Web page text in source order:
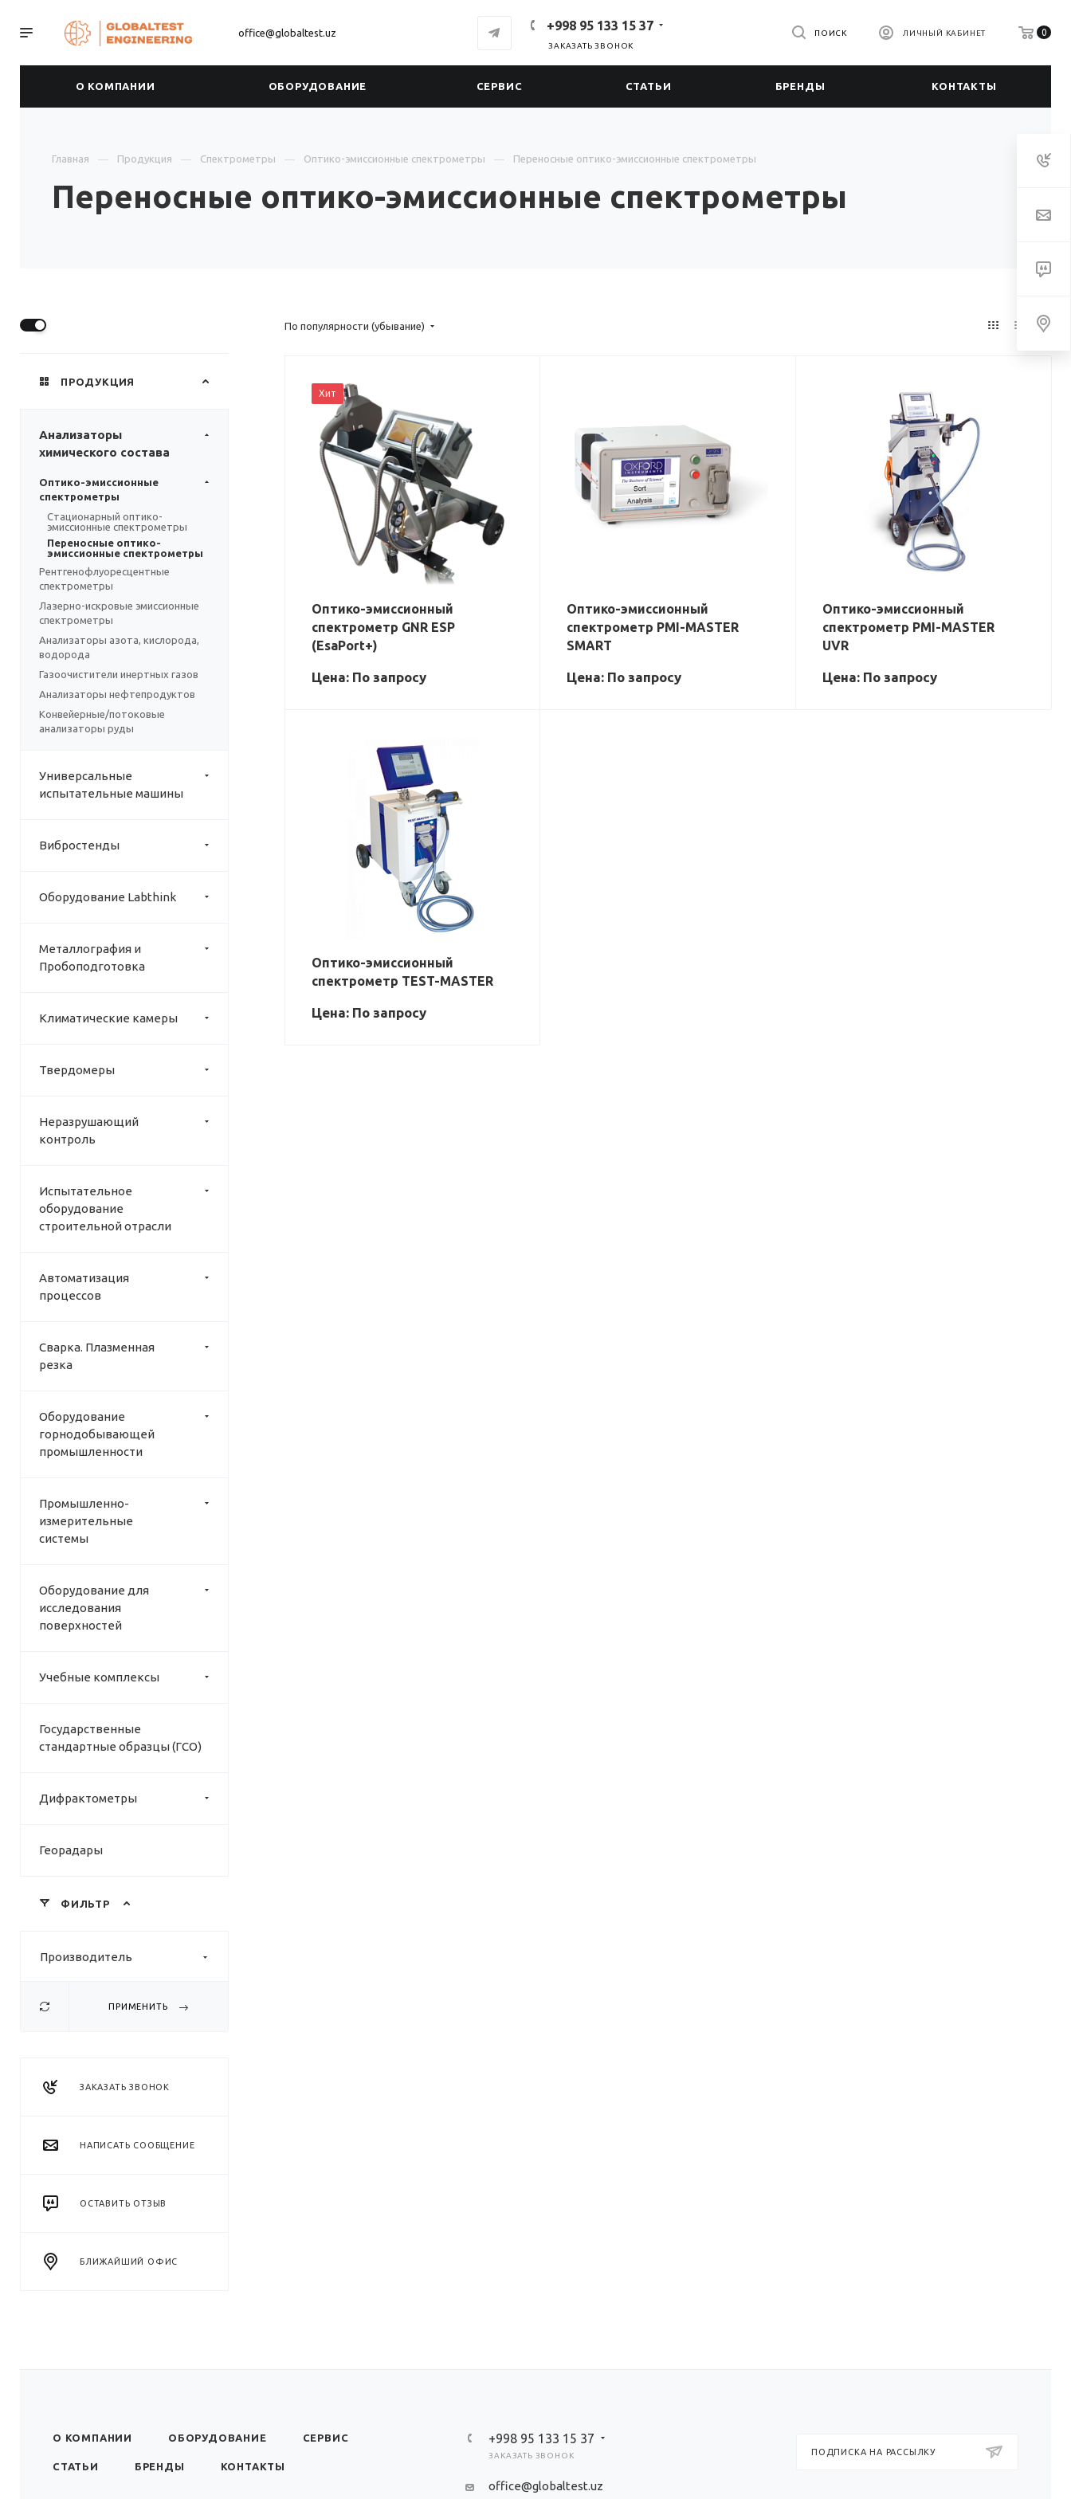
office@globaltest.uz +998 95 133 15 37
ЗАКАЗАТЬ ЗВОНОК
0
ЛИЧНЫЙ КАБИНЕТ
ПОИСК
О КОМПАНИИ ОБОРУДОВАНИЕ СЕРВИС СТАТЬИ БРЕНДЫ КОНТАКТЫ
Главная Продукция Спектрометры Оптико-эмиссионные спектрометры Переносные оптико-эмиссионные спектрометры
Переносные оптико-эмиссионные спектрометры
ПРОДУКЦИЯ
Анализаторы
химического состава
Оптико-эмиссионные
спектрометры
Стационарный оптико-
эмиссионные спектрометры
Переносные оптико-
эмиссионные спектрометры
Рентгенофлуоресцентные
спектрометры
Лазерно-искровые эмиссионные
спектрометры
Анализаторы азота, кислорода,
водорода
Газоочистители инертных газов
Анализаторы нефтепродуктов
Конвейерные/потоковые
анализаторы руды
Универсальные
испытательные машины
Вибростенды
Оборудование Labthink
Металлография и
Пробоподготовка
Климатические камеры
Твердомеры
Неразрушающий
контроль
Испытательное
оборудование
строительной отрасли
Автоматизация
процессов
Сварка. Плазменная
резка
Оборудование
горнодобывающей
промышленности
Промышленно-
измерительные
системы
Оборудование для
исследования
поверхностей
Учебные комплексы
Государственные
стандартные образцы (ГСО)
Дифрактометры
Георадары
ФИЛЬТР
Производитель
ПРИМЕНИТЬ
ЗАКАЗАТЬ ЗВОНОК
НАПИСАТЬ СООБЩЕНИЕ
ОСТАВИТЬ ОТЗЫВ
БЛИЖАЙШИЙ ОФИС
По популярности (убывание)
Хит
Оптико-эмиссионный
спектрометр GNR ESP
(EsaPort+)
Цена: По запросу
Оптико-эмиссионный
спектрометр PMI-MASTER
SMART
Цена: По запросу
Оптико-эмиссионный
спектрометр PMI-MASTER
UVR
Цена: По запросу
Оптико-эмиссионный
спектрометр TEST-MASTER
Цена: По запросу
О КОМПАНИИ ОБОРУДОВАНИЕ СЕРВИС
СТАТЬИ БРЕНДЫ КОНТАКТЫ
+998 95 133 15 37
ЗАКАЗАТЬ ЗВОНОК
office@globaltest.uz
ПОДПИСКА НА РАССЫЛКУ